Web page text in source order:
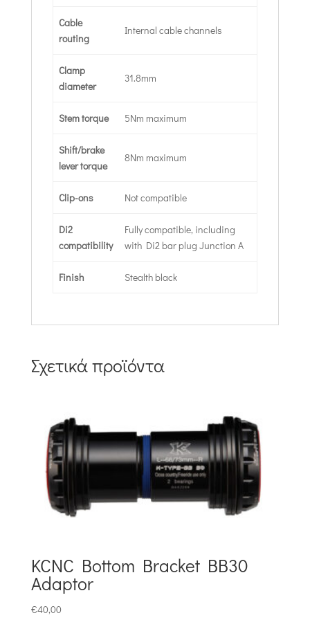
Cable
routing
Internal cable channels
Clamp
diameter
31.8mm
Stem torque 5Nm maximum
Shift/brake
lever torque
8Nm maximum
Clip-ons Not compatible
Di2
compatibility
Fully compatible, including
with Di2 bar plug Junction A
Finish Stealth black
Σχετικά προϊόντα
KCNC Bottom Bracket BB30
Adaptor
€40,00